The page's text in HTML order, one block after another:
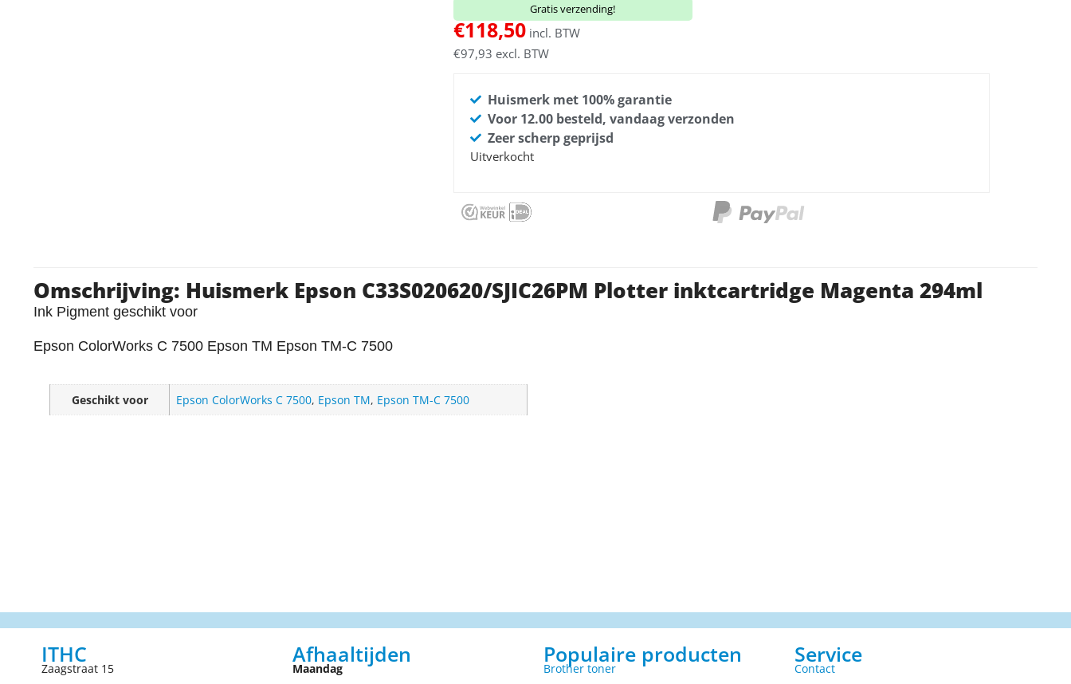
Gratis verzending!
€118,50incl. BTW
€97,93 excl. BTW
Huismerk met 100% garantie
Voor 12.00 besteld, vandaag verzonden
Zeer scherp geprijsd
Uitverkocht
Omschrijving: Huismerk Epson C33S020620/SJIC26PM Plotter inktcartridge Magenta 294ml
Ink Pigment geschikt voor
Epson ColorWorks C 7500 Epson TM Epson TM-C 7500
Geschikt voor Epson ColorWorks C 7500, Epson TM, Epson TM-C 7500
ITHC
Zaagstraat 15
Afhaaltijden
Maandag
Populaire producten
Brother toner
Service
Contact